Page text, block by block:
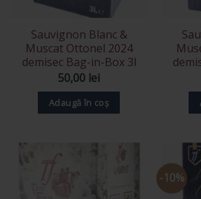
Sauvignon Blanc &
Muscat Ottonel 2024
demisec Bag-in-Box 3l
50,00 lei
Adaugă în coș
-10%